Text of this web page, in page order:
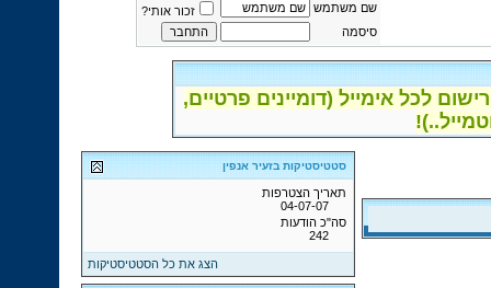
שם משתמש
זכור אותי?
סיסמה
לכל אימייל (דומיינים פרטיים,
סטטיסטיקות בזעיר אנפין
תאריך הצטרפות
04-07-07
סה"כ הודעות
242
הצג את כל הסטטיסטיקות